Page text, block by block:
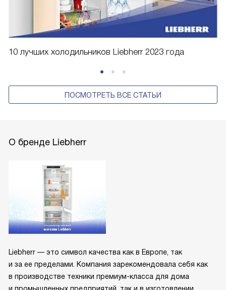
10 лучших холодильников Liebherr 2023 года
ПОСМОТРЕТЬ ВСЕ СТАТЬИ
О бренде Liebherr
Liebherr — это символ качества как в Европе, так
и за ее пределами. Компания зарекомендовала себя как
в производстве техники премиум-класса для дома
и промышленных предприятий, так и в изготовлении